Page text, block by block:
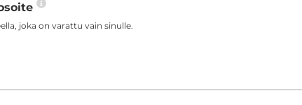
joka on varattu vain sinulle.